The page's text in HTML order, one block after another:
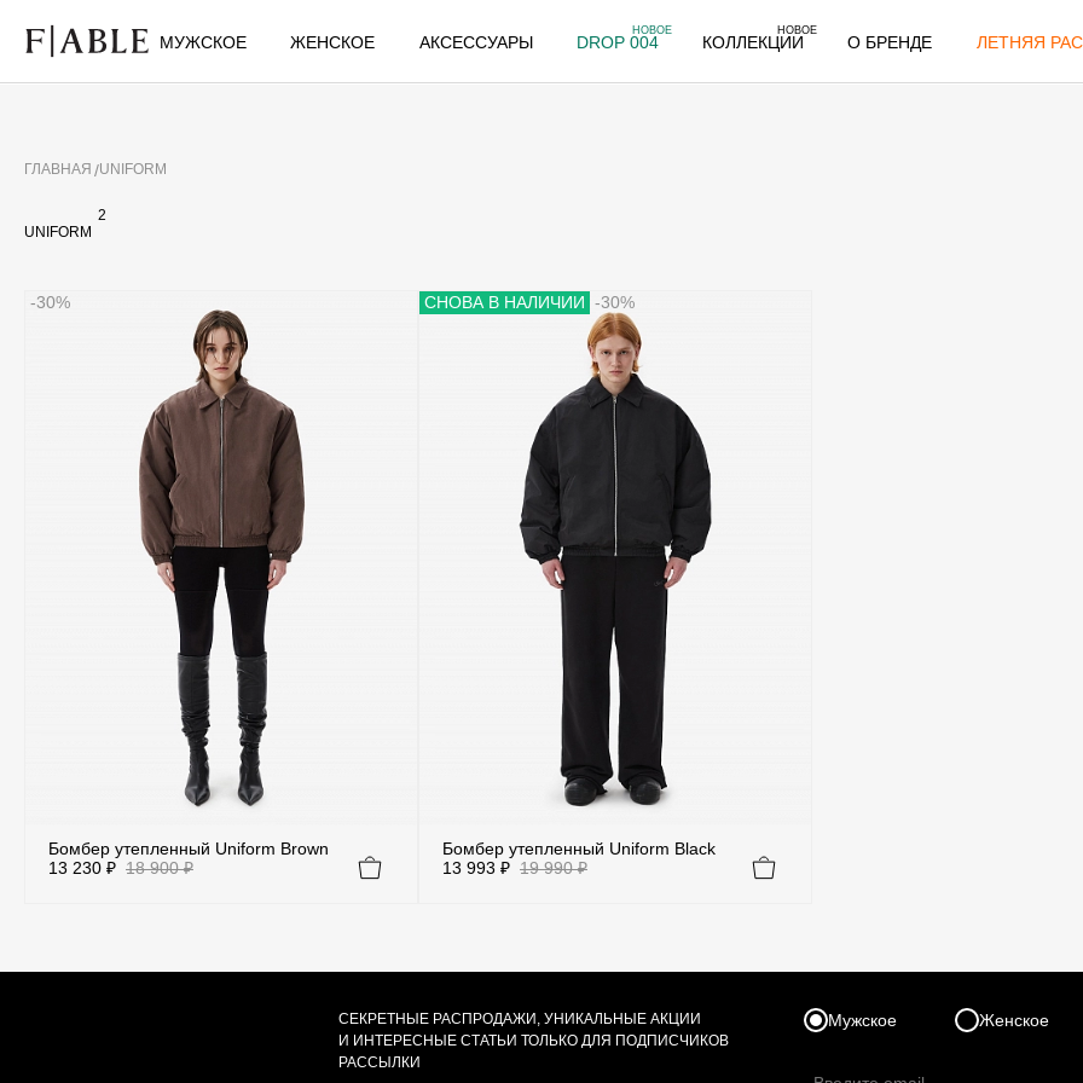
МУЖСКОЕ ЖЕНСКОЕ АКСЕССУАРЫ DROP 004
НОВОЕ
КОЛЛЕКЦИИ
НОВОЕ
О БРЕНДЕ ЛЕТНЯЯ
ГЛАВНАЯ UNIFORM
UNIFORM
2
-30%
Бомбер утепленный Uniform Brown
13 230 ₽ 18 900 ₽
СНОВА В НАЛИЧИИ -30%
Бомбер утепленный Uniform Black
13 993 ₽ 19 990 ₽
Серый Темно-Серый
XXS
XS S
СЕКРЕТНЫЕ РАСПРОДАЖИ, УНИКАЛЬНЫЕ АКЦИИ
И ИНТЕРЕСНЫЕ СТАТЬИ ТОЛЬКО ДЛЯ ПОДПИСЧИКОВ
РАССЫЛКИ
Мужское Женское